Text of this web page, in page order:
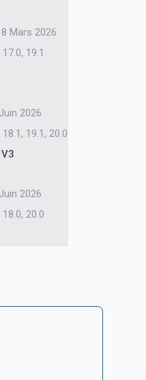
Mars 2026
17.0, 19.1
2026
18.1, 19.1, 20.0
2026
18.0, 20.0